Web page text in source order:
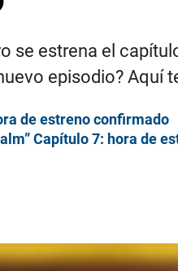
se estrena el
episodio? Aquí
de estreno confirmado
Capítulo 7: hora de